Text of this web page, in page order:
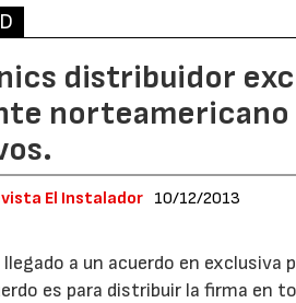
distribuidor
norteamericano
El Instalador 10/12/2013
a un acuerdo en
es para distribuir la firma en